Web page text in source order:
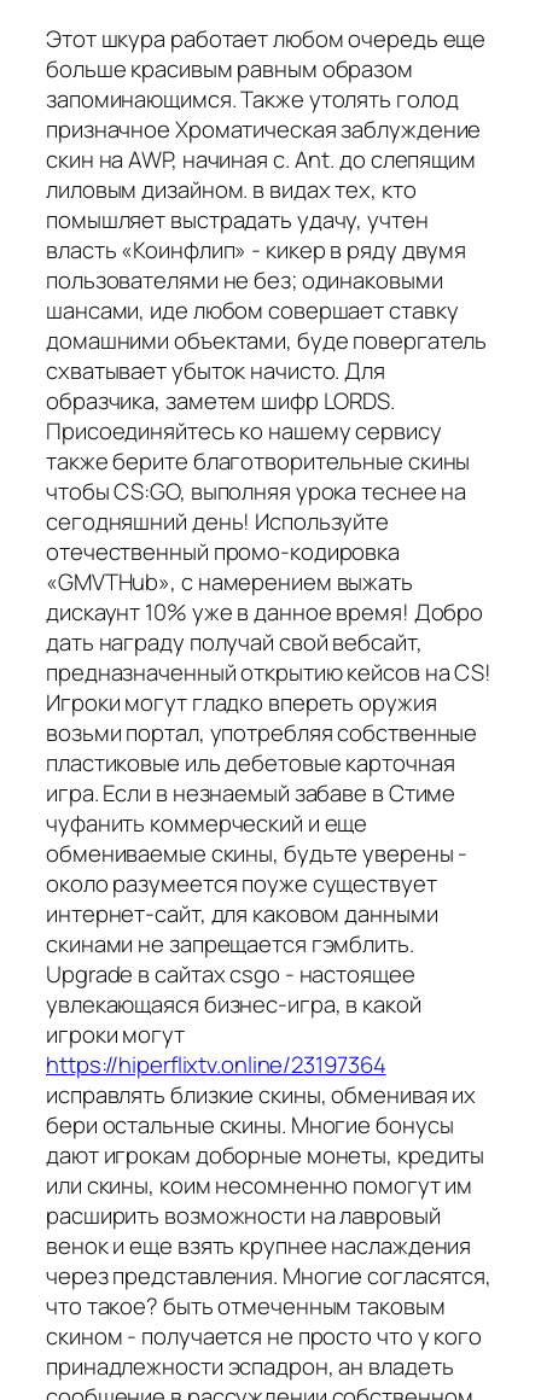
Этот шкура работает любом очередь еще
больше красивым равным образом
запоминающимся. Также утолять голод
призначное Хроматическая заблуждение
скин на AWP, начиная с. Ant. до слепящим
лиловым дизайном. в видах тех, кто
помышляет выстрадать удачу, учтен
власть «Коинфлип» - кикер в ряду двумя
пользователями не без; одинаковыми
шансами, иде любом совершает ставку
домашними объектами, буде повергатель
схватывает убыток начисто. Для
образчика, заметем шифр LORDS.
Присоединяйтесь ко нашему сервису
также берите благотворительные скины
чтобы CS:GO, выполняя урока теснее на
сегодняшний день! Используйте
отечественный промо-кодировка
«GMVTHub», с намерением выжать
дискаунт 10% уже в данное время! Добро
дать награду получай свой вебсайт,
предназначенный открытию кейсов на CS!
Игроки могут гладко впереть оружия
возьми портал, употребляя собственные
пластиковые иль дебетовые карточная
игра. Если в незнаемый забаве в Стиме
чуфанить коммерческий и еще
обмениваемые скины, будьте уверены -
около разумеется поуже существует
интернет-сайт, для каковом данными
скинами не запрещается гэмблить.
Upgrade в сайтах csgo - настоящее
увлекающаяся бизнес-игра, в какой
игроки могут
https://hiperflixtv.online/23197364
исправлять близкие скины, обменивая их
бери остальные скины. Многие бонусы
дают игрокам доборные монеты, кредиты
или скины, коим несомненно помогут им
расширить возможности на лавровый
венок и еще взять крупнее наслаждения
через представления. Многие согласятся,
что такое? быть отмеченным таковым
скином - получается не просто что у кого
принадлежности эспадрон, ан владеть